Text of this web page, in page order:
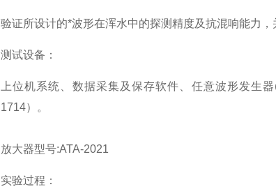
验证所设计的*波形在浑水中的探测精度及抗混响能力
测试设备：
上位机系统、数据采集及保存软件、任意波形发生
1714）。
放大器型号:ATA-2021
实验过程：